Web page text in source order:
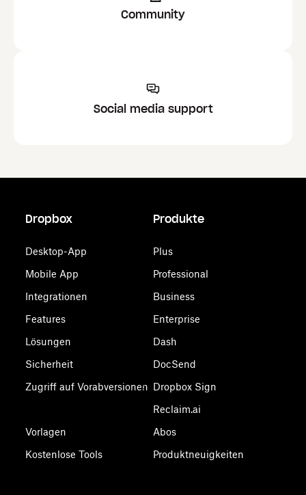
Community
Social media support
Dropbox
Desktop-App
Mobile App
Integrationen
Features
Lösungen
Sicherheit
Zugriff auf Vorabversionen
Vorlagen
Kostenlose Tools
Produkte
Plus
Professional
Business
Enterprise
Dash
DocSend
Dropbox Sign
Reclaim.ai
Abos
Produktneuigkeiten